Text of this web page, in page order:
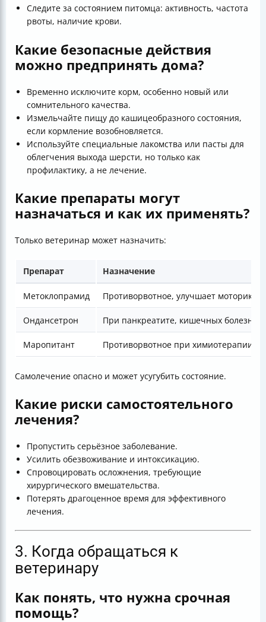
Следите за состоянием питомца: активность, частота
рвоты, наличие крови.
Какие безопасные действия
можно предпринять дома?
Временно исключите корм, особенно новый или
сомнительного качества.
Измельчайте пищу до кашицеобразного состояния,
если кормление возобновляется.
Используйте специальные лакомства или пасты для
облегчения выхода шерсти, но только как
профилактику, а не лечение.
Какие препараты могут
назначаться и как их применять?
Только ветеринар может назначить:
Препарат Назначение
Метоклопрамид Противорвотное, улучшает моторику
Ондансетрон При панкреатите, кишечных болезнях
Маропитант Противорвотное при химиотерапии,
Самолечение опасно и может усугубить состояние.
Какие риски самостоятельного
лечения?
Пропустить серьёзное заболевание.
Усилить обезвоживание и интоксикацию.
Спровоцировать осложнения, требующие
хирургического вмешательства.
Потерять драгоценное время для эффективного
лечения.
3. Когда обращаться к
ветеринару
Как понять, что нужна срочная
помощь?